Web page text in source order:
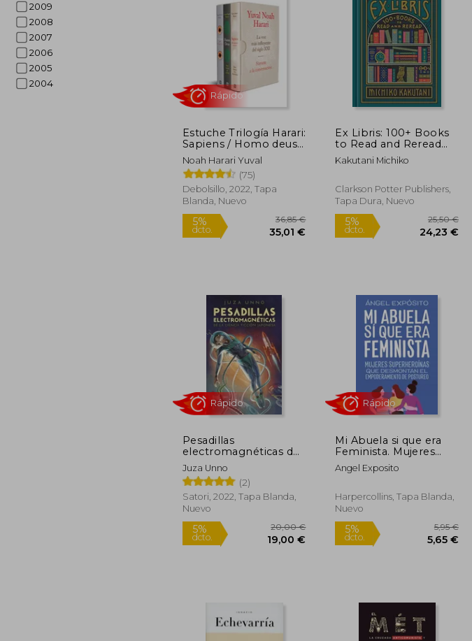
2009
2008
2007
2006
2005
2004
5% 5%
Estuche Trilogía Harari:
Sapiens / Homo deus /
21 lecciones para el
siglo XXI
Noah Harari Yuval
(75)
Debolsillo, 2022, Tapa
Blanda, Nuevo
5% 36,85 €
35,01 €
Rápido
Ex Libris: 100+ Books
to Read and Reread
(en Inglés)
Kakutani Michiko
Clarkson Potter Publishers,
Tapa Dura, Nuevo
5%
dcto.
Pesadillas
electromagnéticas de
la ciencia ficción
japonesa
Juza Unno
(2)
Satori, 2022, Tapa Blanda,
Nuevo
Mi Abuela si que era
Feminista. Mujeres
Superheroinas que
Desmontan el
Postureo
Angel Exposito
Harpercollins, Tapa Blanda,
Nuevo